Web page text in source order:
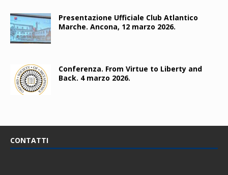
Presentazione Ufficiale Club Atlantico
Marche. Ancona, 12 marzo 2026.
Conferenza. From Virtue to Liberty and
Back. 4 marzo 2026.
CONTATTI